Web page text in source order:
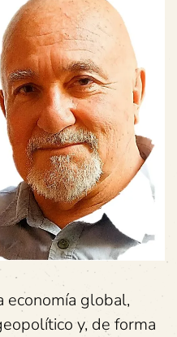
economía global,
y, de forma